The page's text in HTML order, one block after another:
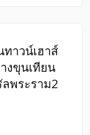
าวน์เฮาส์
งขุนเทียน
พระราม2